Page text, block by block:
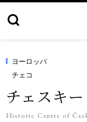
ヨーロッパ
チェコ
チェスキ
Historic Centre of